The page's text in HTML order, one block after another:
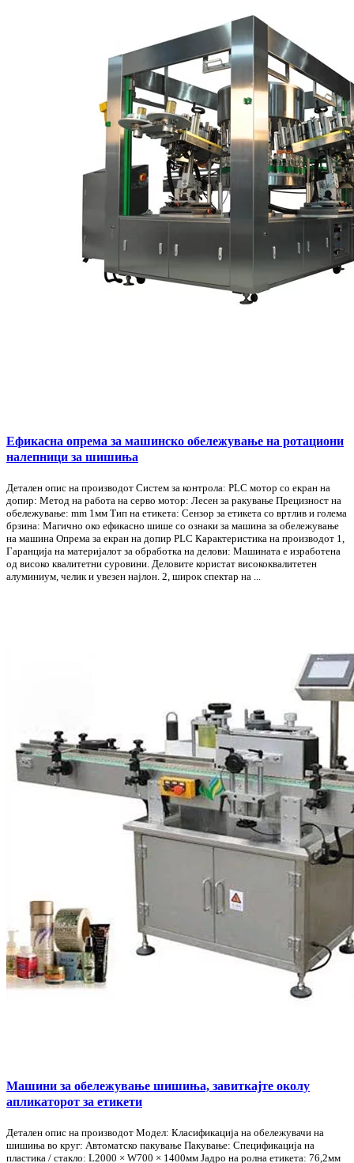
Ефикасна опрема за машинско обележување на ротациони
налепници за шишиња
Детален опис на производот Систем за контрола: PLC мотор со екран на
допир: Метод на работа на серво мотор: Лесен за ракување Прецизност на
обележување: mm 1мм Тип на етикета: Сензор за етикета со вртлив и голема
брзина: Магично око ефикасно шише со ознаки за машина за обележување
на машина Опрема за екран на допир PLC Карактеристика на производот 1,
Гаранција на материјалот за обработка на делови: Машината е изработена
од високо квалитетни суровини. Деловите користат висококвалитетен
алуминиум, челик и увезен најлон. 2, широк спектар на ...
Машини за обележување шишиња, завиткајте околу
апликаторот за етикети
Детален опис на производот Модел: Класификација на обележувачи на
шишиња во круг: Автоматско пакување Пакување: Спецификација на
пластика / стакло: L2000 × W700 × 1400мм Јадро на ролна етикета: 76,2мм